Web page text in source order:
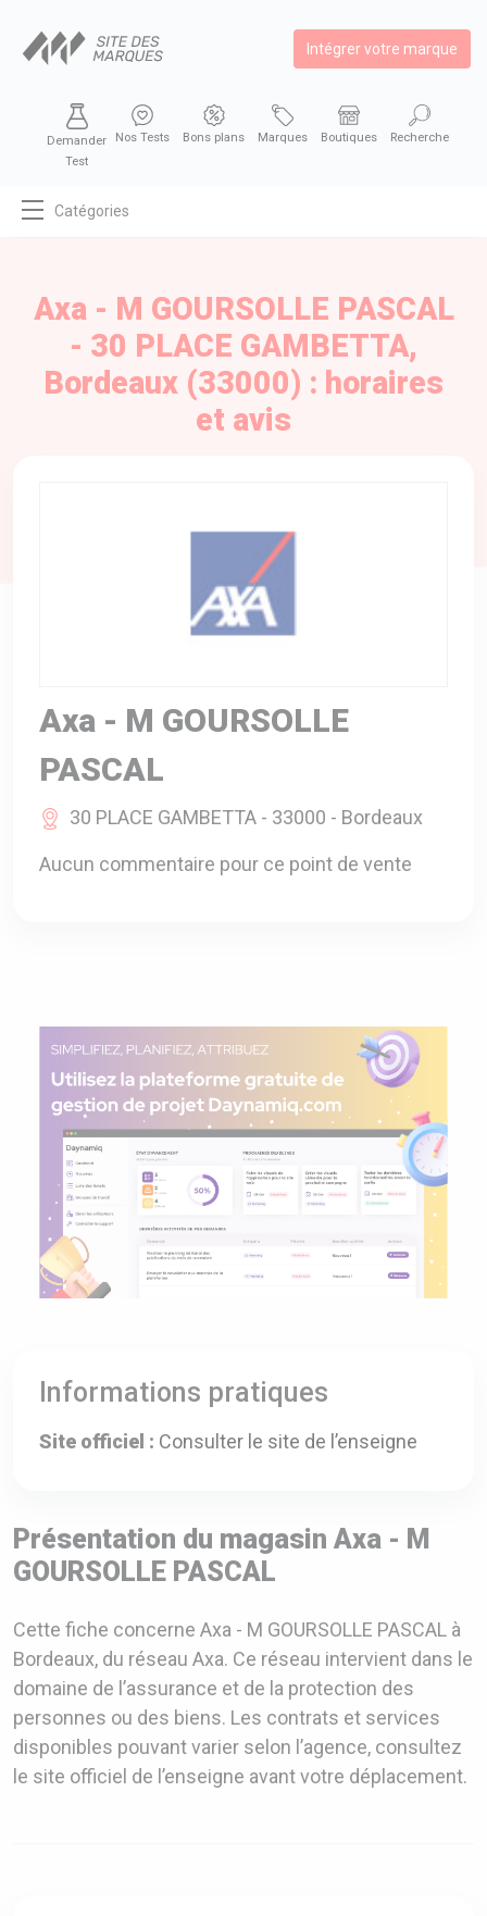
Intégrer votre marque
Demander
Test
Nos Tests Bons plans Marques Boutiques Recherche
Catégories
Axa - M GOURSOLLE PASCAL
- 30 PLACE GAMBETTA,
Bordeaux (33000) : horaires
et avis
Axa - M GOURSOLLE
PASCAL
30 PLACE GAMBETTA - 33000 - Bordeaux
Aucun commentaire pour ce point de vente
Informations pratiques
Site officiel : Consulter le site de l’enseigne
Présentation du magasin Axa - M
GOURSOLLE PASCAL
Cette fiche concerne Axa - M GOURSOLLE PASCAL à
Bordeaux, du réseau Axa. Ce réseau intervient dans le
domaine de l’assurance et de la protection des
personnes ou des biens. Les contrats et services
disponibles pouvant varier selon l’agence, consultez
le site officiel de l’enseigne avant votre déplacement.